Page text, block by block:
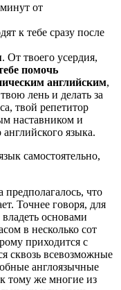
от
к тебе сразу после
. От твоего усердия,
помочь
английским,
лень и делать за
твой репетитор
наставником и
языка.
самостоятельно,
предполагалось, что
Точнее говоря, для
основами
в несколько сот
приходится с
сквозь всевозможные
англоязычные
тому же многие из